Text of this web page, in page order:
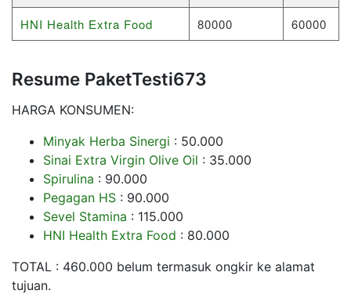
HNI Health Extra Food
80000 60000
Resume PaketTesti673
HARGA KONSUMEN:
Minyak Herba Sinergi : 50.000
Sinai Extra Virgin Olive Oil : 35.000
Spirulina : 90.000
Pegagan HS : 90.000
Sevel Stamina : 115.000
HNI Health Extra Food : 80.000
TOTAL : 460.000 belum termasuk ongkir ke alamat
tujuan.